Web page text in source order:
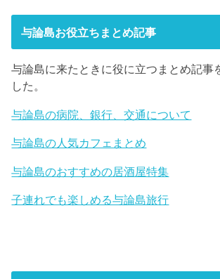
与論島お役立ちまとめ記事
与論島に来たときに役に立つまとめ記事
した。
与論島の病院、銀行、交通について
与論島の人気カフェまとめ
与論島のおすすめの居酒屋特集
子連れでも楽しめる与論島旅行